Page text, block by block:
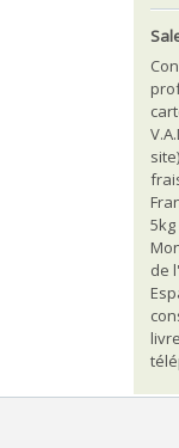
de